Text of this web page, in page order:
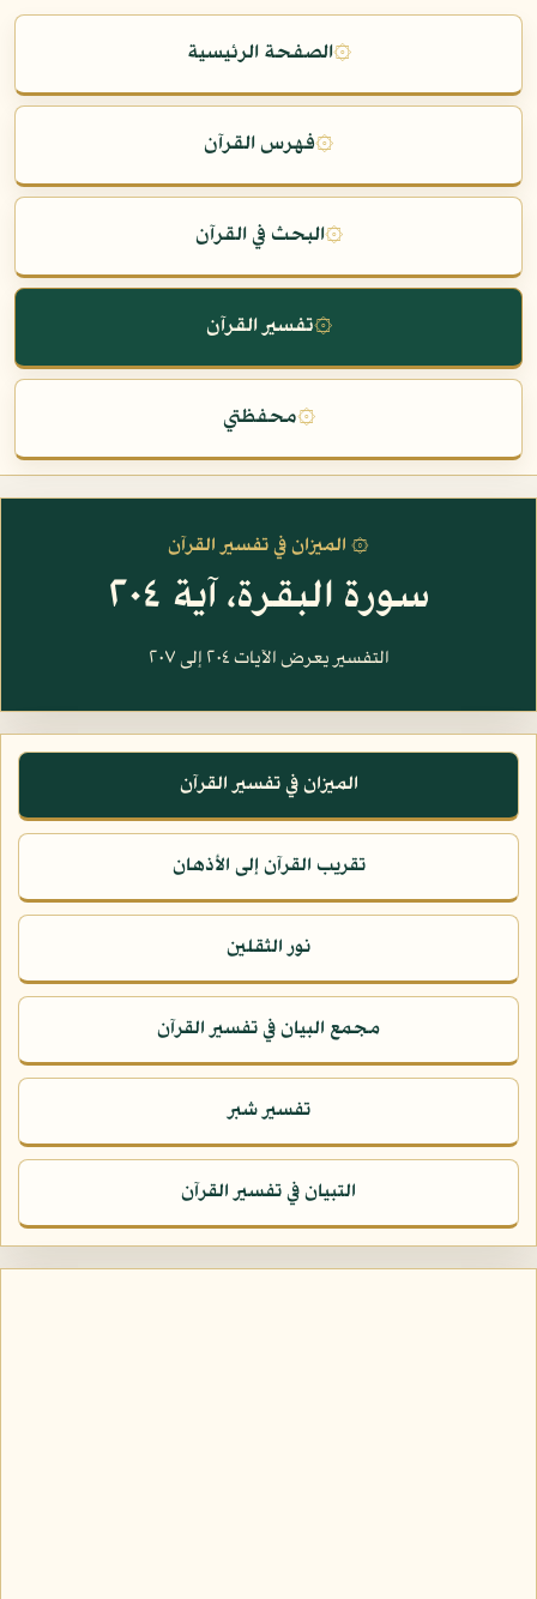
۞الصفحة الرئيسية
۞فهرس القرآن
۞البحث في القرآن
۞تفسير القرآن
۞محفظتي
۞ الميزان في تفسير القرآن
سورة البقرة، آية ٢٠٤
التفسير يعرض الآيات ٢٠٤ إلى ٢٠٧
الميزان في تفسير القرآن
تقريب القرآن إلى الأذهان
نور الثقلين
مجمع البيان في تفسير القرآن
تفسير شبر
التبيان في تفسير القرآن